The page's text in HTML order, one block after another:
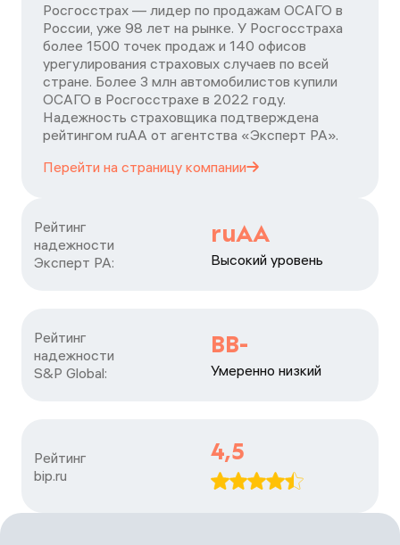
Росгосстрах — лидер по продажам ОСАГО в
России, уже 98 лет на рынке. У Росгосстраха
более 1500 точек продаж и 140 офисов
урегулирования страховых случаев по всей
стране. Более 3 млн автомобилистов купили
ОСАГО в Росгосстрахе в 2022 году.
Надежность страховщика подтверждена
рейтингом ruАА от агентства «Эксперт РА».
Перейти на страницу компании
Рейтинг
надежности
Эксперт РА:
ruAA
Высокий уровень
Рейтинг
надежности
S&P Global:
BB-
Умеренно низкий
Рейтинг
bip.ru
4,5